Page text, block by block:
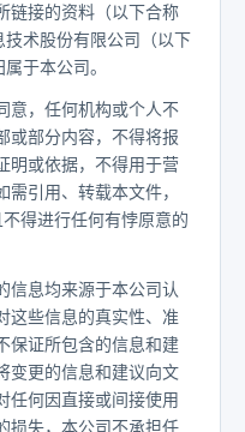
链接的资料（以下合称
技术股份有限公司（以下
于本公司。
意，任何机构或个人不
或部分内容，不得将报
明或依据，不得用于营
引用、转载本文件，
得进行任何有悖原意的
信息均来源于本公司认
这些信息的真实性、准
保证所包含的信息和建
变更的信息和建议向文
任何因直接或间接使用
损失，本公司不承担任